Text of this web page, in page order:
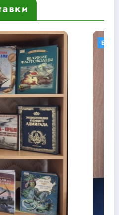
КНИЖНЫЕ ВЫСТАВКИ